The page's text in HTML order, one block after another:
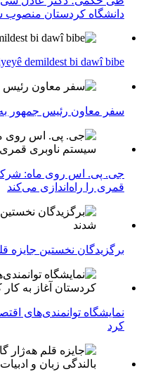
دانشگاه کردستان منصوب
demildest bi dawî bibe
سفر معاون رئیس جمهور
جی. پی. اس روی ماه:
قمری را راه‌اندازی می‌کند
برگزیدگان نخستین جایزه
نمایشگاه توانمندی‌های
کرد